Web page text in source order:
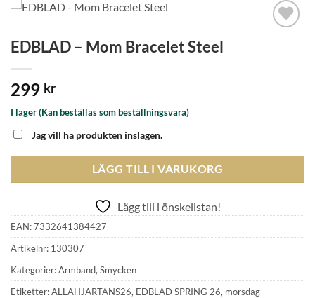
EDBLAD – Mom Bracelet Steel
299 kr
I lager (Kan beställas som beställningsvara)
Jag vill ha produkten inslagen.
LÄGG TILL I VARUKORG
Lägg till i önskelistan!
EAN:7332641384427
Artikelnr: 130307
Kategorier:Armband, Smycken
Etiketter:ALLAHJÄRTANS26, EDBLAD SPRING 26, morsdag